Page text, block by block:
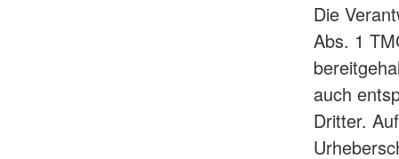
Die
Abs. 1
auch
Dritter.